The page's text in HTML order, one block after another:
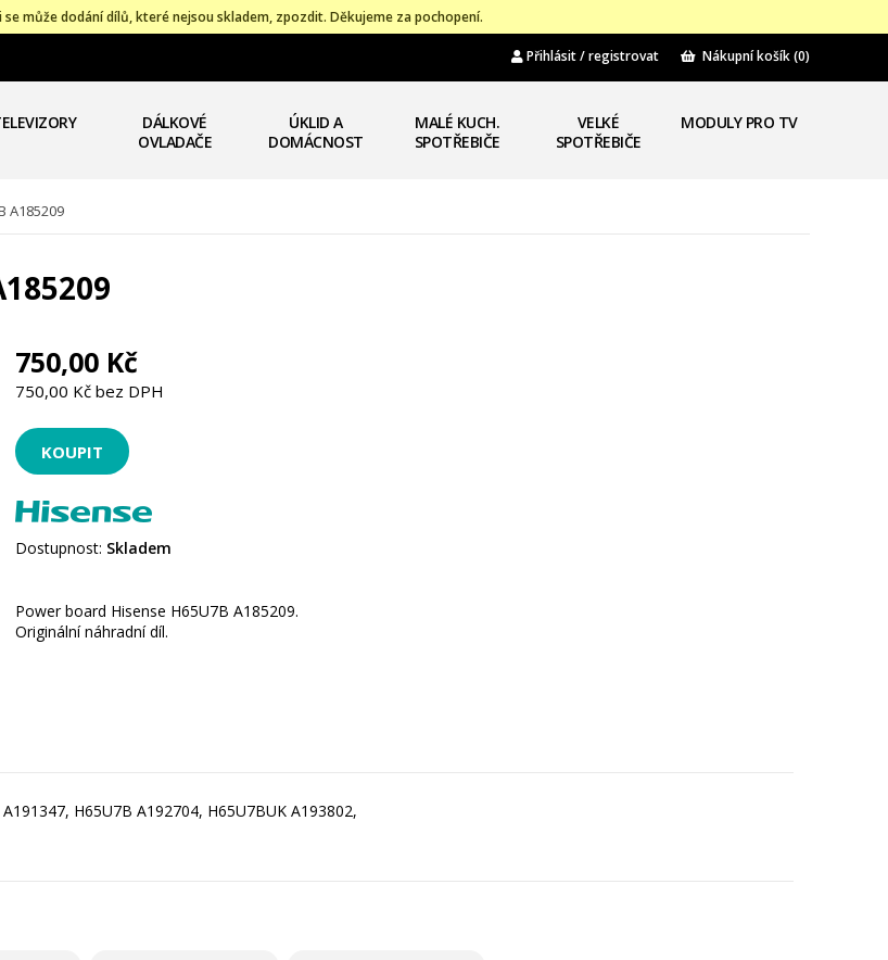
může dodání dílů, které nejsou skladem, zpozdit. Děkujeme za pochopení.
Přihlásit / registrovat Nákupní košík(0)
DÁLKOVÉ
OVLADAČE
ÚKLID A
DOMÁCNOST
MALÉ KUCH.
SPOTŘEBIČE
VELKÉ
SPOTŘEBIČE
MODULY PRO TV
A185209
750,00 Kč
750,00 Kč bez DPH
Dostupnost: Skladem
Power board Hisense H65U7B A185209.
Originální náhradní díl.
H65U7B A192704, H65U7BUK A193802,